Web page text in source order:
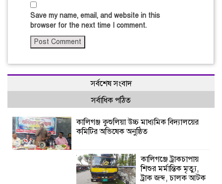
Save my name, email, and website in this
browser for the next time I comment.
সর্বশেষ সংবাদ
সর্বাধিক পঠিত
কালিগঞ্জ কুশুলিয়া উচ্চ মাধ্যমিক বিদ্যালয়ের
কমিটির অভিষেক অনুষ্ঠিত
কালিগঞ্জে ট্রাকচাপায়
শিশুর মর্মান্তিক মৃত্যু,
ট্রাক জব্দ, চালক আটক